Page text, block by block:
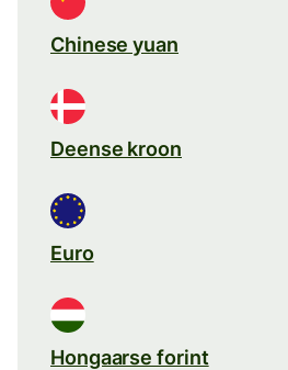
Chinese yuan
Deense kroon
Euro
Hongaarse forint